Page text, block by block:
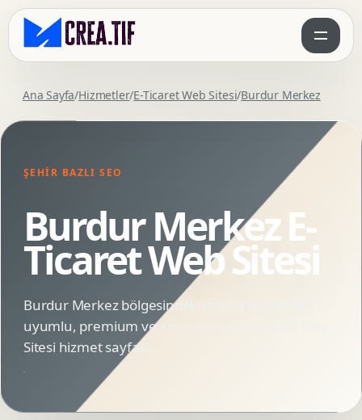
Ana Sayfa/Hizmetler/E-Ticaret Web Sitesi/Burdur Merkez
ŞEHIR BAZLI SEO
Burdur Merkez E-
Ticaret Web Sitesi
Burdur Merkez bölgesindeki markalar için SEO
uyumlu, premium ve animasyonlu E-Ticaret Web
Sitesi hizmet sayfası.